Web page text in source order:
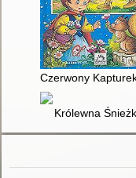
Czerwony
Królewna